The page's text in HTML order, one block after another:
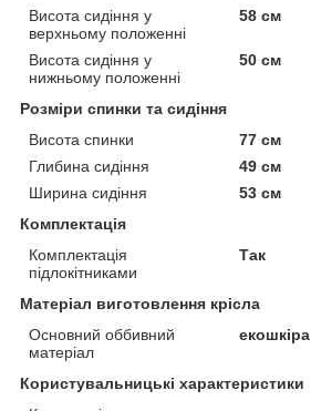
Висота сидіння у
верхньому положенні
58 см
Висота сидіння у
нижньому положенні
50 см
Розміри спинки та сидіння
Висота спинки
77 см
Глибина сидіння
49 см
Ширина сидіння
53 см
Комплектація
Комплектація
підлокітниками
Так
Матеріал виготовлення крісла
Основний оббивний
матеріал
екошкіра
Користувальницькі характеристики